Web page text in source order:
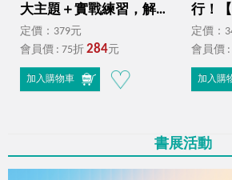
大主題＋實戰練習，解
題快、各程度適用！
（附文法教學影片＋
虛擬點讀筆）
定價：379元
會員價 : 75折 284元
加入購物車
行！
（附
「
定價：
會員價 :
加入購
書展活動